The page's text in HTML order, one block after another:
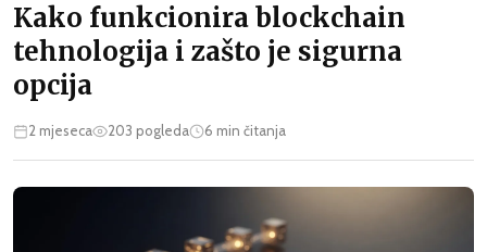
Kako funkcionira blockchain
tehnologija i zašto je sigurna
opcija
2 mjeseca 203 pogleda 6 min čitanja